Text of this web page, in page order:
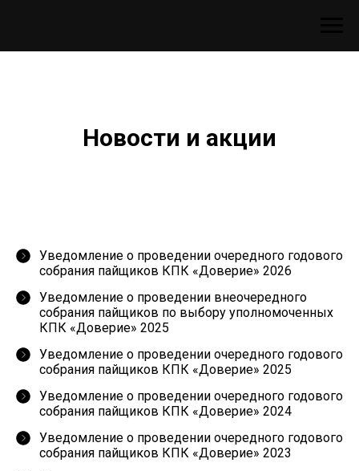
Новости и акции
Уведомление о проведении очередного годового
собрания пайщиков КПК «Доверие» 2026
Уведомление о проведении внеочередного
собрания пайщиков по выбору уполномоченных
КПК «Доверие» 2025
Уведомление о проведении очередного годового
собрания пайщиков КПК «Доверие» 2025
Уведомление о проведении очередного годового
собрания пайщиков КПК «Доверие» 2024
Уведомление о проведении очередного годового
собрания пайщиков КПК «Доверие» 2023